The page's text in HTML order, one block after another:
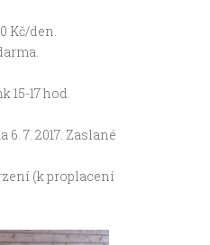
Kč/den.
15-17 hod.
7. 2017. Zaslané
(k proplacení